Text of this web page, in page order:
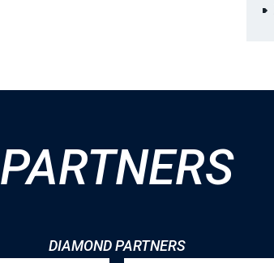
PARTNERS
DIAMOND PARTNERS